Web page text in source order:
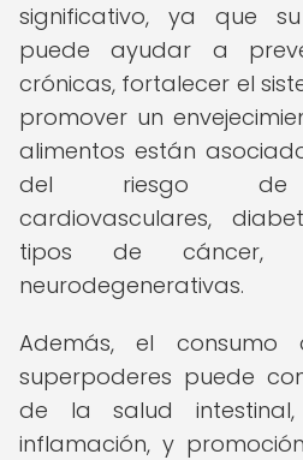
significativo, ya que
puede ayudar a
crónicas, fortalecer el
promover un
alimentos están
del riesgo de
cardiovasculares,
tipos de cáncer, y
neurodegenerativas.
Además, el consumo
superpoderes puede
de la salud
inflamación, y